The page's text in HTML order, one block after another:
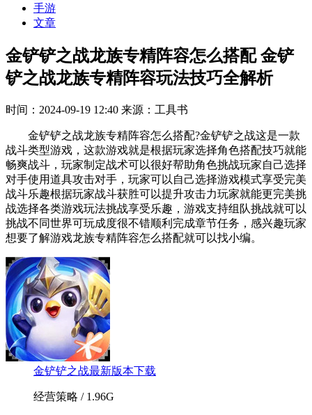
手游
文章
金铲铲之战龙族专精阵容怎么搭配 金铲
铲之战龙族专精阵容玩法技巧全解析
时间：2024-09-19 12:40 来源：工具书
金铲铲之战龙族专精阵容怎么搭配?金铲铲之战这是一款
战斗类型游戏，这款游戏就是根据玩家选择角色搭配技巧就能
畅爽战斗，玩家制定战术可以很好帮助角色挑战玩家自己选择
对手使用道具攻击对手，玩家可以自己选择游戏模式享受完美
战斗乐趣根据玩家战斗获胜可以提升攻击力玩家就能更完美挑
战选择各类游戏玩法挑战享受乐趣，游戏支持组队挑战就可以
挑战不同世界可玩成度很不错顺利完成章节任务，感兴趣玩家
想要了解游戏龙族专精阵容怎么搭配就可以找小编。
金铲铲之战最新版本下载
经营策略 / 1.96G